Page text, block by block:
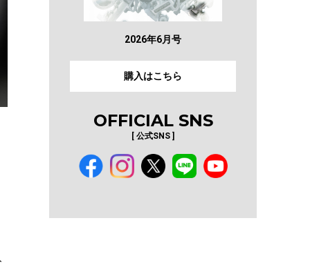
2026年6月号
購入はこちら
OFFICIAL SNS
[ 公式SNS ]